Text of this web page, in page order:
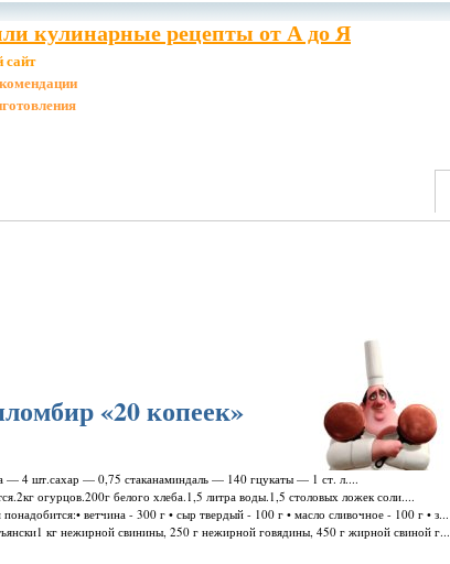
кулинарные рецепты от А до Я
«20 копеек»
— 4 шт.сахар — 0,75 стаканаминдаль — 140 гцукаты — 1 ст. л....
огурцов.200г белого хлеба.1,5 литра воды.1,5 столовых ложек соли....
ветчина - 300 г • сыр твердый - 100 г • масло сливочное - 100 г • з...
кг нежирной свинины, 250 г нежирной говядины, 450 г жирной свиной г...